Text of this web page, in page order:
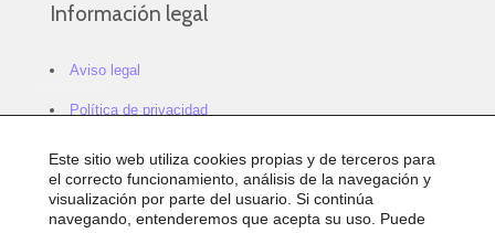
Información legal
Aviso legal
Política de privacidad
Política de cookies
Configurar cookies
Sitemap
Este sitio web utiliza cookies propias y de terceros para
el correcto funcionamiento, análisis de la navegación y
visualización por parte del usuario. Si continúa
navegando, entenderemos que acepta su uso. Puede